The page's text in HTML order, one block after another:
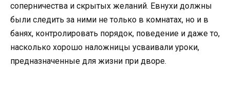
соперничества и скрытых желаний. Евнухи должны
были следить за ними не только в комнатах, но и в
банях, контролировать порядок, поведение и даже то,
насколько хорошо наложницы усваивали уроки,
предназначенные для жизни при дворе.